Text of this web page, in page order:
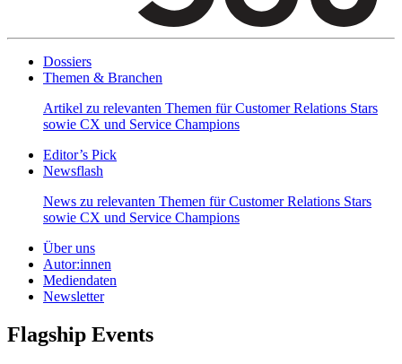
Dossiers
Themen & Branchen
Artikel zu relevanten Themen für Customer Relations Stars
sowie CX und Service Champions
Editor’s Pick
Newsflash
News zu relevanten Themen für Customer Relations Stars
sowie CX und Service Champions
Über uns
Autor:innen
Mediendaten
Newsletter
Flagship Events